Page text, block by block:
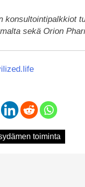
konsultointipalkkiot
sekä Orion
toiminta